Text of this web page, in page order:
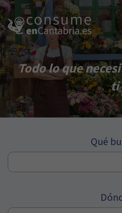
Todo lo que
ti
Qué